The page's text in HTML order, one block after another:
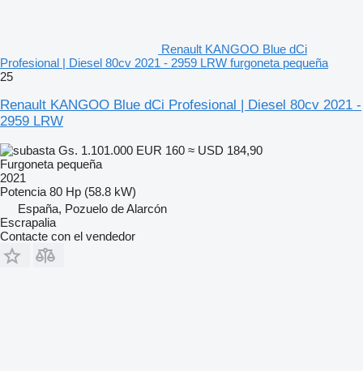
Renault KANGOO Blue dCi
Profesional | Diesel 80cv 2021 - 2959 LRW furgoneta pequeña
25
Renault KANGOO Blue dCi Profesional | Diesel 80cv 2021 -
2959 LRW
Gs. 1.101.000 EUR 160 ≈ USD 184,90
Furgoneta pequeña
2021
Potencia 80 Hp (58.8 kW)
España, Pozuelo de Alarcón
Escrapalia
Contacte con el vendedor